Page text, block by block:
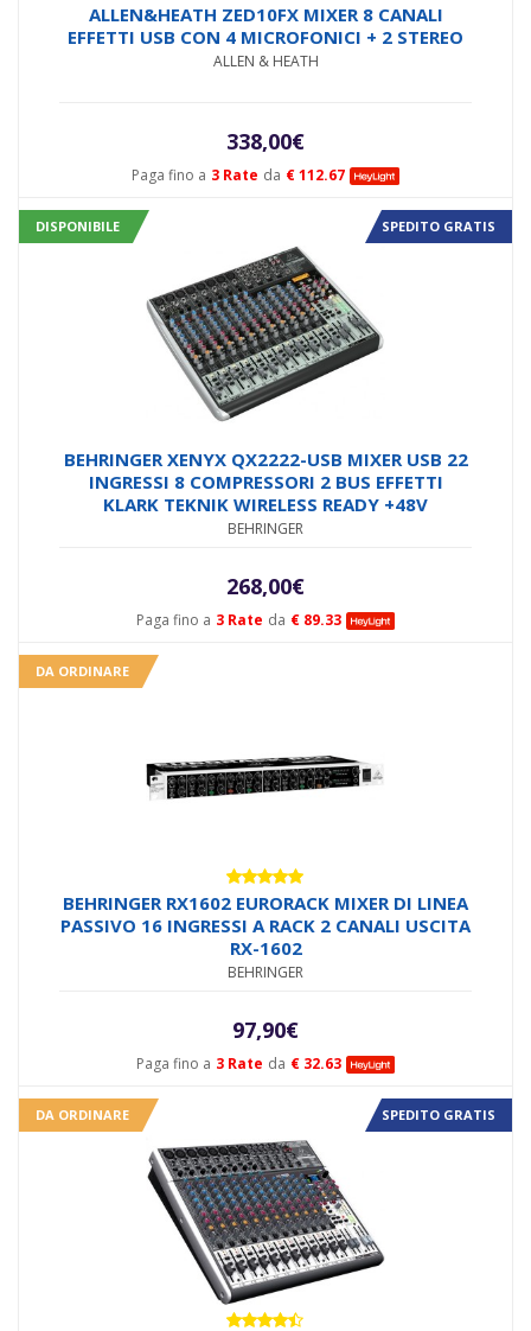
Paga fino a 3 Rate da € 112.67
Valutato
4.75su 5
ALLEN&HEATH ZED10FX MIXER 8 CANALI
EFFETTI USB CON 4 MICROFONICI + 2 STEREO
ALLEN & HEATH
338,00€
DISPONIBILE SPEDITO GRATIS
Paga fino a 3 Rate da € 89.33
BEHRINGER XENYX QX2222-USB MIXER USB 22
INGRESSI 8 COMPRESSORI 2 BUS EFFETTI
KLARK TEKNIK WIRELESS READY +48V
BEHRINGER
268,00€
DA ORDINARE
Paga fino a 3 Rate da € 32.63
Valutato
5.00su 5
BEHRINGER RX1602 EURORACK MIXER DI LINEA
PASSIVO 16 INGRESSI A RACK 2 CANALI USCITA
RX-1602
BEHRINGER
97,90€
DA ORDINARE SPEDITO GRATIS